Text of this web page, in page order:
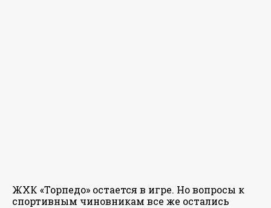
ЖХК «Торпедо» остается в игре. Но вопросы к
спортивным чиновникам все же остались